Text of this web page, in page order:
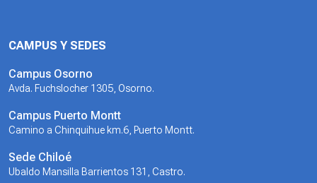
CAMPUS Y SEDES
Campus Osorno
Avda. Fuchslocher 1305, Osorno.
Campus Puerto Montt
Camino a Chinquihue km.6, Puerto Montt.
Sede Chiloé
Ubaldo Mansilla Barrientos 131, Castro.